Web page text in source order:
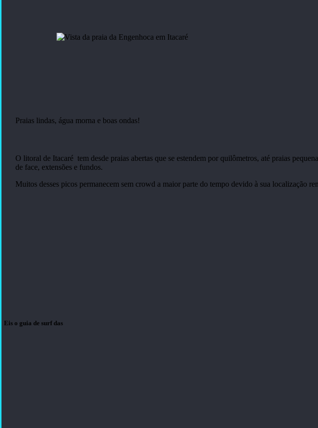
Praias lindas, água morna e boas ondas!
O litoral de Itacaré tem desde praias abertas que se estendem por quilômetros, até praias
de face, extensões e fundos.
Muitos desses picos permanecem sem crowd a maior parte do tempo devido à sua localização
Eis o guia de surf das